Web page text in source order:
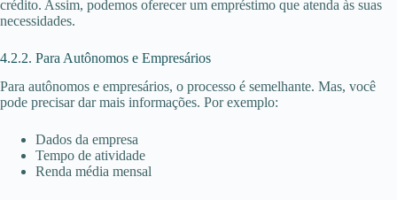
crédito. Assim, podemos oferecer um empréstimo que atenda às suas
necessidades.
4.2.2. Para Autônomos e Empresários
Para autônomos e empresários, o processo é semelhante. Mas, você
pode precisar dar mais informações. Por exemplo:
Dados da empresa
Tempo de atividade
Renda média mensal